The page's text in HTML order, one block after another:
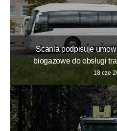
Scania podpisuje
biogazowe do obsługi
18 cze